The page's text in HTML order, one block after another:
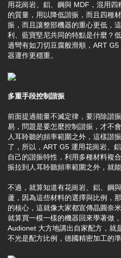
用花崗岩、鋁、鋼與 MDF，混用
的質量，用以降低諧振，而且四種
振，而且讓整部機器的重心更低，
利、藍寶堅尼共同的特點是什麼？
過彎有如刀切豆腐般滑順，ART
器運作更穩重。
多重手段控制諧振
前面提過能量不滅定律，要消除諧
易，問題是要怎麼控制諧振，才不
人耳聆聽的頻率範圍之外，這樣諧
了，所以，ART G5 運用花崗岩、
自己的諧振特性，利用多種材料複
振拉到人耳聆聽頻率範圍之外，就
不過，就算知道有花崗岩、鋁、鋼
蘆，因為這些材料的選擇與比例，
的核心，這就像大家都宣傳晶圓奈
就算買一模一樣的機器回來學著做
Audionet 大方地講出自家配方，就
不光是配方比例，德國精密加工的